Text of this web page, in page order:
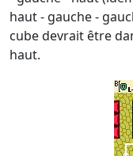
haut - gauche -
cube devrait être
haut.